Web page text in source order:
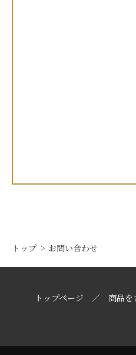
トップ お問い合わせ
トップページ 商品を